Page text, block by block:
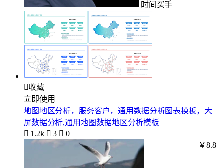
时间买手
收藏
立即使用
地图地区分析，服务客户，通用数据分析图表模板，大
屏数据分析,通用地图数据地区分析模板
 1.2k  3  0
￥8.8